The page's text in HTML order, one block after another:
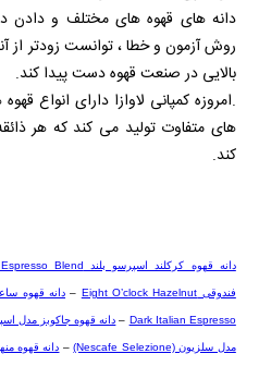
دانه های قهوه های مختلف و دادن
روش آزمون و خطا ، توانست زودتر از
بالایی در صنعت قهوه دست پیدا کند.
.امروزه کمپانی لاوازا دارای انواع
های متفاوت تولید می کند که هر
کند.
دانه قهوه کرکلند اسپرسو بلند Blend
فندوقی Eight O’clock Hazelnut
– دانه قهوه
Dark Italian Espresso
– دانه قهوه جاکوبز مدل
مدل سلزیون(Nescafe Selezione)
– دانه قهوه